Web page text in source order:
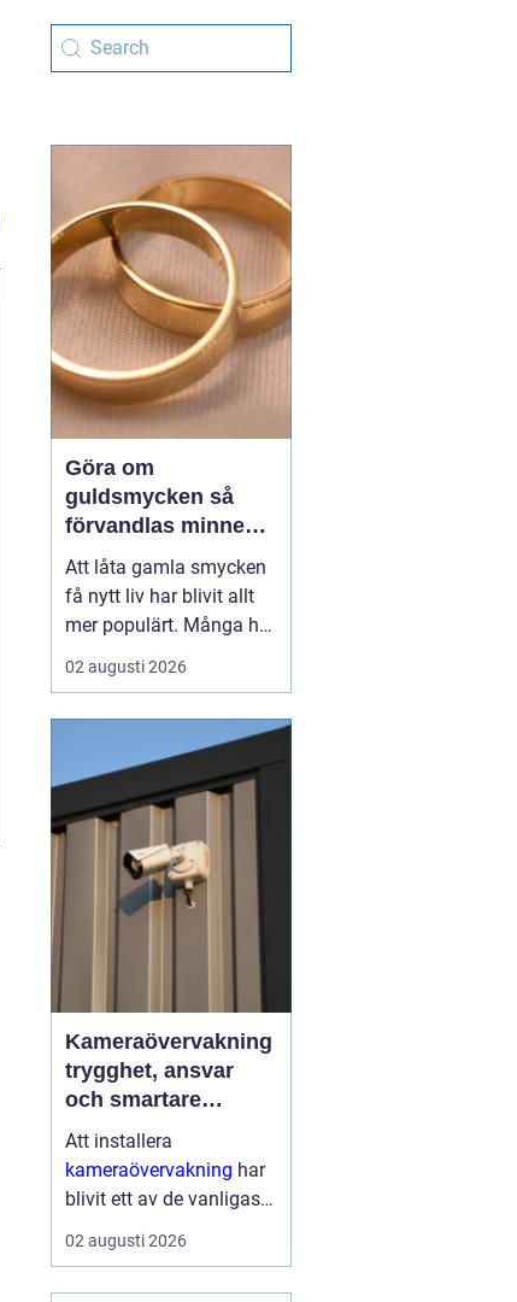
Göra om
guldsmycken så
förvandlas minnen
till nya favoriter
Att låta gamla smycken
få nytt liv har blivit allt
mer populärt. Många har
ärvda ringar, kedjor eller
örhängen som mest
starkt känslomässigt
värde. Genom
att ...
02 augusti 2026
Kameraövervakning
trygghet, ansvar
och smartare
säkerhet i vardagen
Att installera
kameraövervakning har
blivit ett av de vanligaste
sätten att öka tryggheten
i både hem och företag.
02 augusti 2026